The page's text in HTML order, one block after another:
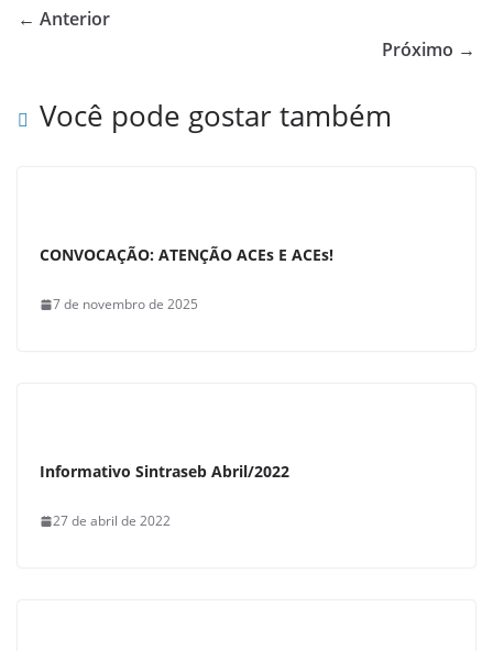
e
o p
← Anterior
Próximo →
Você pode gostar também
CONVOCAÇÃO: ATENÇÃO ACEs E ACEs!
7 de novembro de 2025
Informativo Sintraseb Abril/2022
27 de abril de 2022